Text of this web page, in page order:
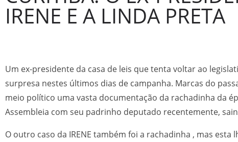
IRENE E A LINDA PRETA
Um ex-presidente da casa de leis que tenta voltar ao
surpresa nestes últimos dias de campanha. Marcas do
meio político uma vasta documentação da rachadinha da
Assembleia com seu padrinho deputado recentemente,
O outro caso da IRENE também foi a rachadinha , mas